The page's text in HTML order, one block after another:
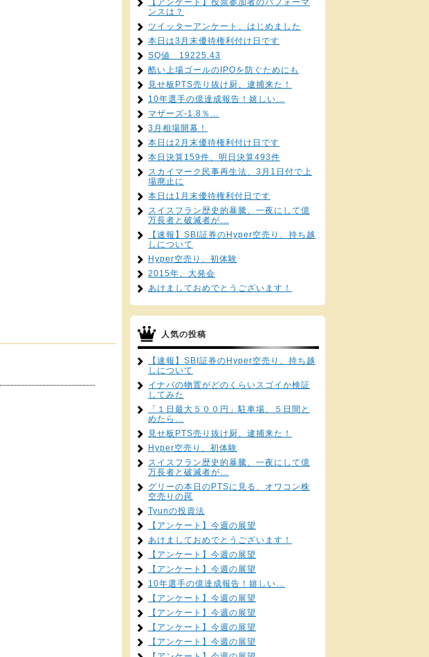
【アンケート】投票参加者のパフォーマ
ンスは？
ツイッターアンケート、はじめました
本日は3月末優待権利付け日です
SQ値 19225.43
酷い上場ゴールのIPOを防ぐためにも
見せ板PTS売り抜け厨、逮捕来た！
10年選手の億達成報告！嬉しい…
マザーズ-1.8％…
3月相場開幕！
本日は2月末優待権利付け日です
本日決算159件、明日決算493件
スカイマーク民事再生法、3月1日付で上
場廃止に
本日は1月末優待権利付日です
スイスフラン歴史的暴騰、一夜にして億
万長者と破滅者が…
【速報】SBI証券のHyper空売り、持ち越
しについて
Hyper空売り、初体験
2015年、大発会
あけましておめでとうございます！
人気の投稿
【速報】SBI証券のHyper空売り、持ち越
しについて
イナバの物置がどのくらいスゴイか検証
してみた
「１日最大５００円」駐車場、５日間と
めたら…
見せ板PTS売り抜け厨、逮捕来た！
Hyper空売り、初体験
スイスフラン歴史的暴騰、一夜にして億
万長者と破滅者が…
グリーの本日のPTSに見る、オワコン株
空売りの罠
Tyunの投資法
【アンケート】今週の展望
あけましておめでとうございます！
【アンケート】今週の展望
【アンケート】今週の展望
10年選手の億達成報告！嬉しい…
【アンケート】今週の展望
【アンケート】今週の展望
【アンケート】今週の展望
【アンケート】今週の展望